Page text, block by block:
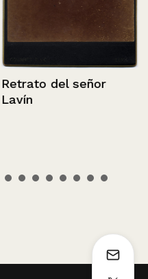
Retrato del señor
Lavín